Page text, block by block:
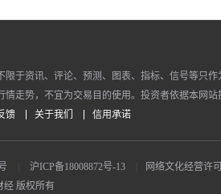
限于资讯、评论、预测、图表、指标、信号等只
情走势，不宜为交易目的使用。投资者依据本网
馈 关于我们 信用承诺
沪ICP备18008872号-13
网络文化经营许
经 版权所有